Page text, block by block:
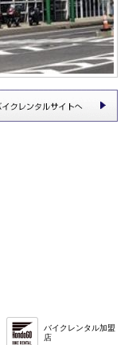
バイクレンタル加盟
店